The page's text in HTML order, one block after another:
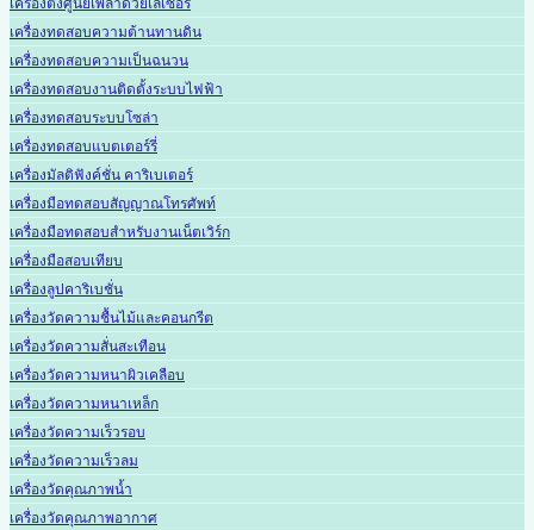
เครื่องตั้งศูนย์เพลาด้วยเลเซอร์
เครื่องทดสอบความต้านทานดิน
เครื่องทดสอบความเป็นฉนวน
เครื่องทดสอบงานติดตั้งระบบไฟฟ้า
เครื่องทดสอบระบบโซล่า
เครื่องทดสอบแบตเตอร์รี่
เครื่องมัลติฟังค์ชั่น คาริเบเตอร์
เครื่องมือทดสอบสัญญาณโทรศัพท์
เครื่องมือทดสอบสำหรับงานเน็ตเวิร์ก
เครื่องมือสอบเทียบ
เครื่องลูปคาริเบชั่น
เครื่องวัดความชื้นไม้และคอนกรีต
เครื่องวัดความสั่นสะเทือน
เครื่องวัดความหนาผิวเคลือบ
เครื่องวัดความหนาเหล็ก
เครื่องวัดความเร็วรอบ
เครื่องวัดความเร็วลม
เครื่องวัดคุณภาพน้ำ
เครื่องวัดคุณภาพอากาศ